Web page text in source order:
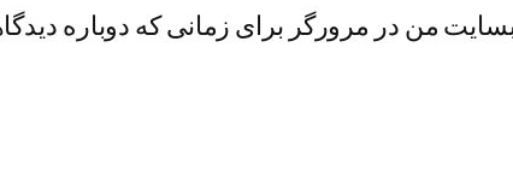
من در مرورگر برای زمانی که دوباره